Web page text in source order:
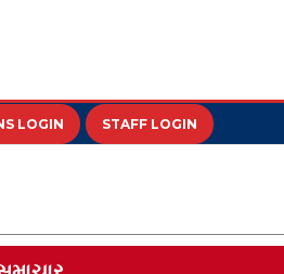
LOGIN STAFF LOGIN